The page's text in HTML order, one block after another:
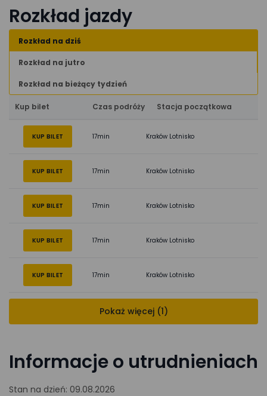
Rozkład jazdy
Rozkład na dziś
Rozkład na jutro
Rozkład na bieżący tydzień
Kup bilet Czas podróży Stacja początkowa
KUP BILET 17min Kraków Lotnisko
KUP BILET 17min Kraków Lotnisko
KUP BILET 17min Kraków Lotnisko
KUP BILET 17min Kraków Lotnisko
KUP BILET 17min Kraków Lotnisko
Pokaż więcej (1)
Informacje o utrudnieniach
Stan na dzień: 09.08.2026